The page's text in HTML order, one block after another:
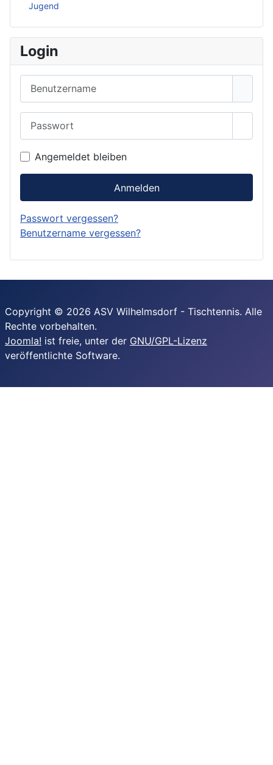
Jugend
Login
Angemeldet bleiben
Anmelden
Passwort vergessen?
Benutzername vergessen?
Copyright © 2026 ASV Wilhelmsdorf - Tischtennis. Alle
Rechte vorbehalten.
Joomla! ist freie, unter der GNU/GPL-Lizenz
veröffentlichte Software.